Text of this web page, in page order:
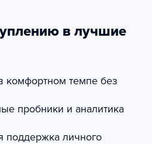
в лучшие
комфортном темпе без
пробники и аналитика
поддержка личного